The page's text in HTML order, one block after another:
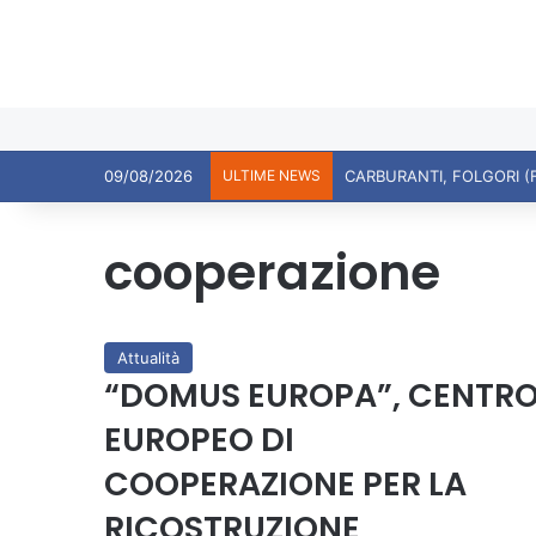
09/08/2026 ULTIME NEWS
cooperazione
Attualità
“DOMUS EUROPA”,
EUROPEO DI
COOPERAZIONE PER LA